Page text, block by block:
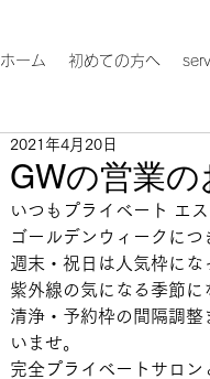
ホーム 初めての方へ
GWの営業
2021年4月20日
いつもプライベート エ
ゴールデンウィークに
週末・祝日は人気枠にな
紫外線の気になる季節
清浄・予約枠の間隔調
いませ。
完全プライベートサロン